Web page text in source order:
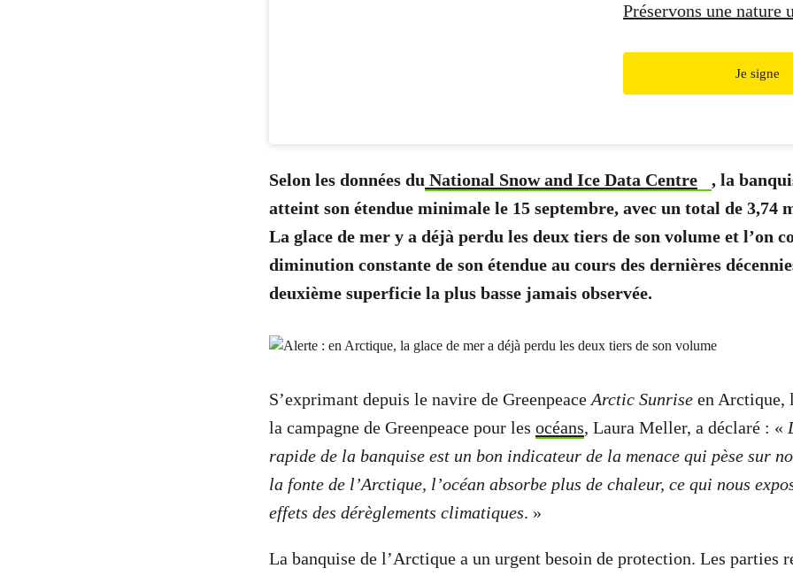
Préservons une nature
Je signe
Selon les données du National Snow and Ice Data Centre
, la
atteint son étendue minimale le 15 septembre, avec un total de 3,74
La glace de mer y a déjà perdu les deux tiers de son volume et l’on
diminution constante de son étendue au cours des dernières
deuxième superficie la plus basse jamais observée.
S’exprimant depuis le navire de Greenpeace Arctic Sunrise en Arctique,
la campagne de Greenpeace pour les océans, Laura Meller, a déclaré : «
rapide de la banquise est un bon indicateur de la menace qui pèse sur
la fonte de l’Arctique, l’océan absorbe plus de chaleur, ce qui nous
effets des dérèglements climatiques. »
La banquise de l’Arctique a un urgent besoin de protection. Les parties